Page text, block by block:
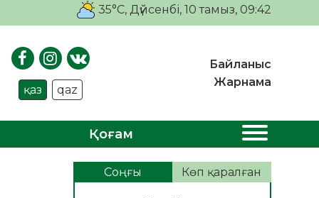
35°C, Дүйсенбі, 10 тамыз, 09:42
қаз qaz
Байланыс
Жарнама
Қоғам
Соңғы Көп қаралған